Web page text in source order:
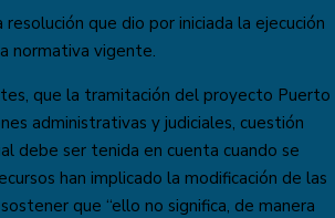
que dio por iniciada la ejecución
normativa vigente.
que la tramitación del proyecto Puerto
administrativas y judiciales, cuestión
debe ser tenida en cuenta cuando se
han implicado la modificación de las
que “ello no significa, de manera